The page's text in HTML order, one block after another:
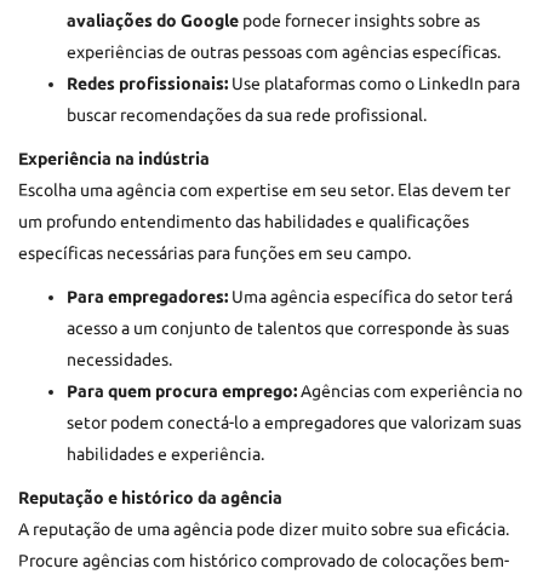
avaliações do Google pode fornecer insights sobre as
experiências de outras pessoas com agências específicas.
Redes profissionais: Use plataformas como o LinkedIn para
buscar recomendações da sua rede profissional.
Experiência na indústria
Escolha uma agência com expertise em seu setor. Elas devem ter
um profundo entendimento das habilidades e qualificações
específicas necessárias para funções em seu campo.
Para empregadores: Uma agência específica do setor terá
acesso a um conjunto de talentos que corresponde às suas
necessidades.
Para quem procura emprego:Agências com experiência no
setor podem conectá-lo a empregadores que valorizam suas
habilidades e experiência.
Reputação e histórico da agência
A reputação de uma agência pode dizer muito sobre sua eficácia.
Procure agências com histórico comprovado de colocações bem-